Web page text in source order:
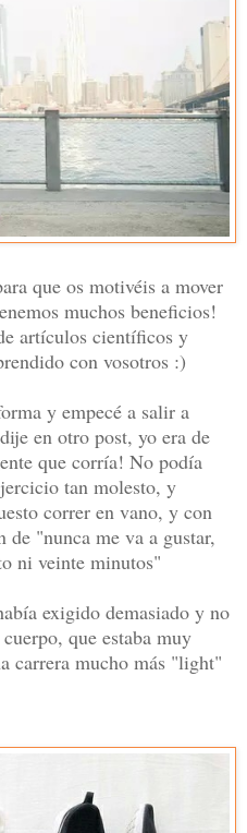
que os motivéis a mover
muchos beneficios!
artículos científicos y
con vosotros :)
y empecé a salir a
en otro post, yo era de
que corría! No podía
tan molesto, y
correr en vano, y con
de "nunca me va a gustar,
ni veinte minutos"
exigido demasiado y no
que estaba muy
carrera mucho más "light"